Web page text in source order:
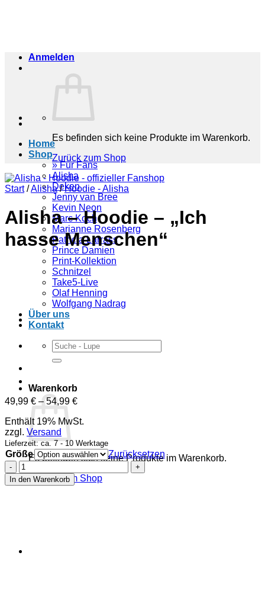
Home
Shop
» Für Fans
Alisha
Deken
Jenny van Bree
Kevin Neon
Marc Koch
Marianne Rosenberg
Patricia Larrass
Prince Damien
Print-Kollektion
Schnitzel
Take5-Live
Olaf Henning
Wolfgang Nadrag
Über uns
Kontakt
Suchen
nach:
Warenkorb
Es befinden sich keine Produkte im Warenkorb.
Zurück zum Shop
Anmelden
Es befinden sich keine Produkte im Warenkorb.
Zurück zum Shop
Start /Alisha / Hoodie - Alisha
Alisha – Hoodie – „Ich
hasse Menschen“
49,99 € –54,99 €Preisspanne:
bis
Enthält 19% MwSt.
zzgl. Versand
Lieferzeit: ca. 7 - 10 Werktage
Größe
Zurücksetzen
Alisha
–
Hoodie
In den Warenkorb